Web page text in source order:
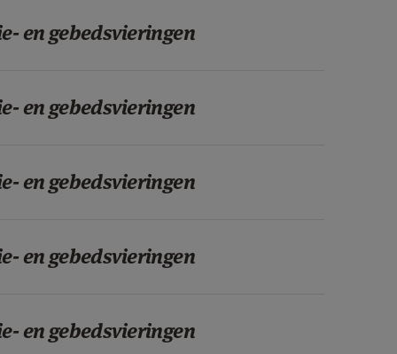
en gebedsvieringen
en gebedsvieringen
en gebedsvieringen
en gebedsvieringen
en gebedsvieringen